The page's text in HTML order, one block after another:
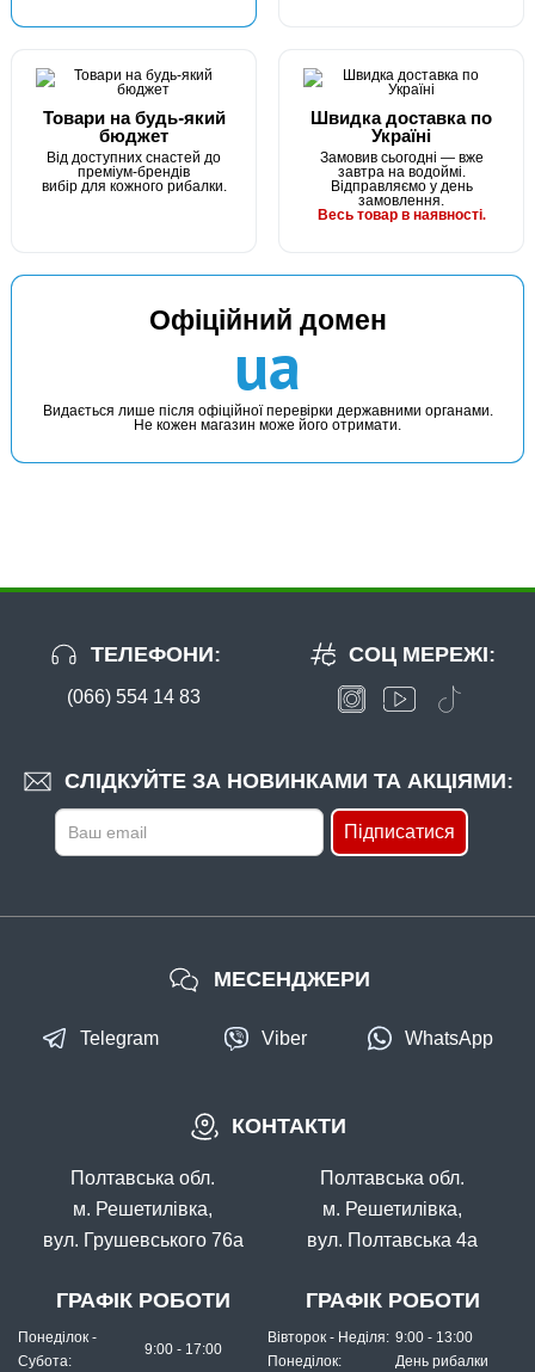
Товари на будь-який
бюджет
Від доступних снастей до
преміум-брендів
вибір для кожного рибалки.
Швидка доставка по
Україні
Замовив сьогодні — вже
завтра на водоймі.
Відправляємо у день
замовлення.
Весь товар в наявності.
Офіційний домен
ua
Видається лише після офіційної перевірки державними органами.
Не кожен магазин може його отримати.
ТЕЛЕФОНИ:
(066) 554 14 83
СЛІДКУЙТЕ ЗА НОВИНКАМИ ТА АКЦІЯМИ:
Підписатися
СОЦ МЕРЕЖІ:
КОНТАКТИ
Полтавська обл.
м. Решетилівка,
вул. Грушевського 76а
ГРАФІК РОБОТИ
Понеділок -
Субота:
9:00 - 17:00
Полтавська обл.
м. Решетилівка,
вул. Полтавська 4а
ГРАФІК РОБОТИ
Вівторок - Неділя: 9:00 - 13:00
Понеділок:
День рибалки
МЕСЕНДЖЕРИ
Telegram Viber WhatsApp